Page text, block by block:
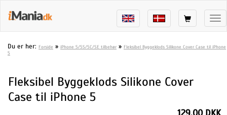
Du er her: Forside » iPhone 5/5S/5C/SE tilbehør » Fleksibel Byggeklods Silikone Cover Case til iPhone
5
Fleksibel Byggeklods Silikone Cover
Case til iPhone 5